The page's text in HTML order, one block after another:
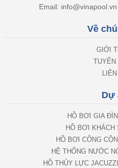
Email:
Về
GIỚI
TUYỂN
Dự
HỒ BƠI GIA
HỒ BƠI KHÁCH
HỒ BƠI CÔNG
HỆ THỐNG NƯỚC
HỒ THỦY LỰC